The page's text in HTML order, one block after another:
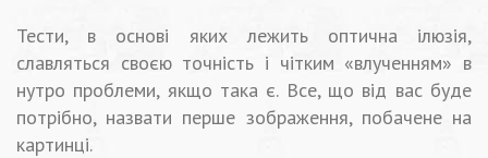
Тести, в основі яких лежить оптична ілюзія,
славляться своєю точність і чітким «влученням» в
нутро проблеми, якщо така є. Все, що від вас буде
потрібно, назвати перше зображення, побачене на
картинці.